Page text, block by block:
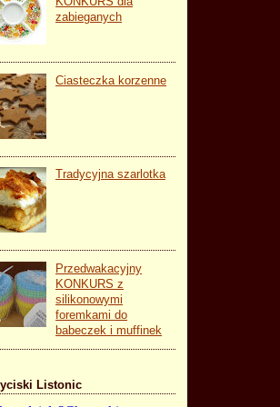
zabieganych
Ciasteczka korzenne
Tradycyjna szarlotka
Przedwakacyjny
KONKURS z
silikonowymi
foremkami do
babeczek i muffinek
Listonic